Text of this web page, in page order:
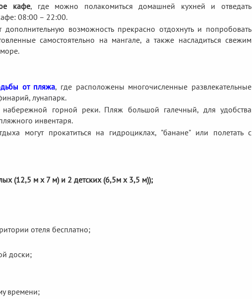
кафе, где можно полакомиться домашней кухней и отведать
08:00 – 22:00.
дополнительную возможность прекрасно отдохнуть и попробовать
самостоятельно на мангале, а также насладиться свежим
от пляжа, где расположены многочисленные развлекательные
лунапарк.
горной реки. Пляж большой галечный, для удобства
инвентаря.
могут прокатиться на гидроциклах, "банане" или полетать с
(12,5 м х 7 м) и 2 детских (6,5м х 3,5 м));
отеля бесплатно;
доски;
времени;